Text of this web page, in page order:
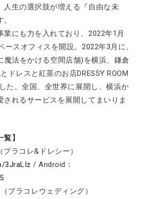
人生の選択肢が増える『自由な未
業にも力を入れており、2022年1月
ースオフィスを開設。2022年3月に、
魔法をかける空間店舗)を横浜、鎌倉
ドレスと紅茶のお店DRESSY ROOM
た。全国、全世界に展開し、横浜か
されるサービスを展開してまいりま
】
プラコレ&ドレシー）
3JraLIz / Android：
プラコレウェディング）